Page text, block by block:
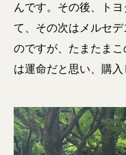
んです。その後、ト
て、その次はメルセ
のですが、たまたま
は運命だと思い、購入